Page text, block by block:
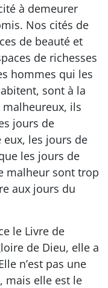
à demeurer
Nos cités de
de beauté et
de richesses
hommes qui les
sont à la
ils
jours de
eux, les jours de
les jours de
malheur sont trop
aux jours du
le Livre de
de Dieu, elle a
n’est pas une
mais elle est le